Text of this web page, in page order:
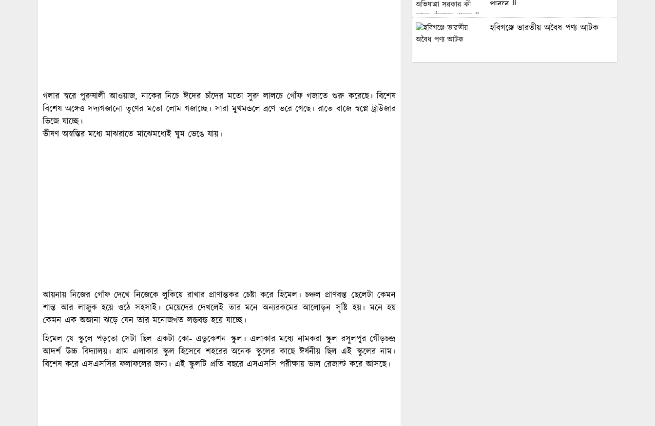
গলার স্বরে পুরুষালী আওয়াজ, নাকের নিচে ঈদের চাঁদের মতো সুরু লালচে গোঁফ গজাতে শুরু করেছে। বিশেষ
বিশেষ অঙ্গেও সদ্যগজানো তৃণের মতো লোম গজাচ্ছে। সারা মুখমন্ডলে ব্রণে ভরে গেছে। রাতে বাজে স্বপ্নে ট্রাউজার
ভিজে যাচ্ছে।
ভীষণ অস্বস্তির মধ্যে মাঝরাতে মাঝেমধ্যেই ঘুম ভেঙে যায়।
আয়নায় নিজের গোঁফ দেখে নিজেকে লুকিয়ে রাখার প্রাণান্তকর চেষ্টা করে হিমেল। চঞ্চল প্রাণবন্ত ছেলেটা কেমন
শান্ত আর লাজুক হয়ে ওঠে সহসাই। মেয়েদের দেখলেই তার মনে অন্যরকমের আলোড়ন সৃষ্টি হয়। মনে হয়
কেমন এক অজানা ঝড়ে যেন তার মনোজগত লন্ডবন্ড হয়ে যাচ্ছে।
হিমেল যে স্কুলে পড়তো সেটা ছিল একটা কো- এডুকেশন স্কুল। এলাকার মধ্যে নামকরা স্কুল রসুলপুর গৌড়চন্দ্র
আদর্শ উচ্চ বিদ্যালয়। গ্রাম এলাকার স্কুল হিসেবে শহরের অনেক স্কুলের কাছে ঈর্ষনীয় ছিল এই স্কুলের নাম।
বিশেষ করে এসএসসির ফলাফলের জন্য। এই স্কুলটি প্রতি বছরে এসএসসি পরীক্ষায় ভাল রেজাল্ট করে আসছে।
পারবে ||
হবিগঞ্জে ভারতীয় অবৈধ পণ্য আটক